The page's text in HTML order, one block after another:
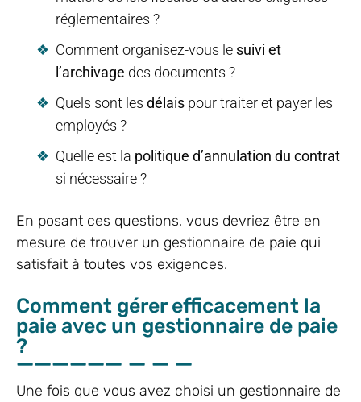
réglementaires ?
Comment organisez-vous le suivi et
l’archivage des documents ?
Quels sont les délais pour traiter et payer les
employés ?
Quelle est la politique d’annulation du contrat
si nécessaire ?
En posant ces questions, vous devriez être en
mesure de trouver un gestionnaire de paie qui
satisfait à toutes vos exigences.
Comment gérer efficacement la
paie avec un gestionnaire de paie
?
Une fois que vous avez choisi un gestionnaire de